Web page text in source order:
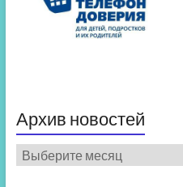
Архив новостей
Архив
новостей